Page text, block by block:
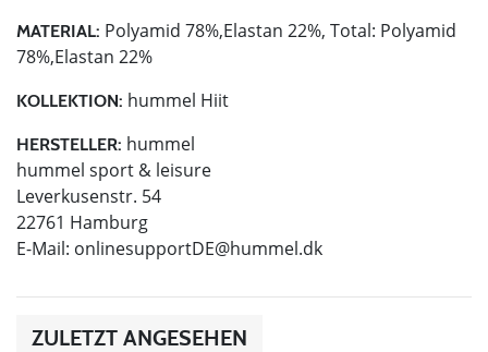
MATERIAL: Polyamid 78%,Elastan 22%, Total: Polyamid
78%,Elastan 22%
KOLLEKTION: hummel Hiit
HERSTELLER: hummel
hummel sport & leisure
Leverkusenstr. 54
22761 Hamburg
E-Mail: onlinesupportDE@hummel.dk
ZULETZT ANGESEHEN